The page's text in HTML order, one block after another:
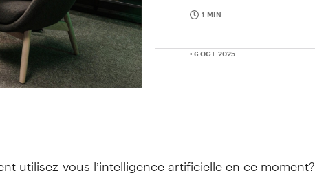
1 MIN
• 6 OCT. 2025
utilisez-vous l’intelligence artificielle en ce moment?